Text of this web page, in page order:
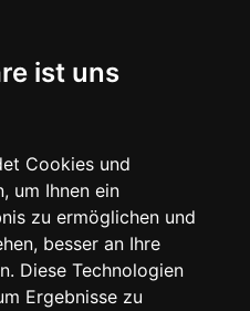
ist uns
Cookies und
um Ihnen ein
zu ermöglichen und
besser an Ihre
Diese Technologien
Ergebnisse zu